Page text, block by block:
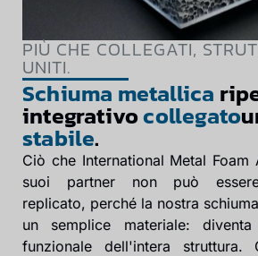
PIÙ CHE COLLEGATI,
UNITI.
Schiuma metallica
integrativocollegato
stabile.
Ciò che International Metal Foam
suoi partner non può essere
replicato, perché la nostra
un semplice materiale:
funzionale dell'intera struttura.